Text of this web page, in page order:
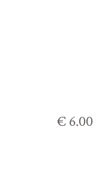
€ 6.00